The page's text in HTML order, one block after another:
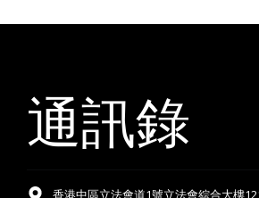
通訊錄
香港中區立法會道1號立法會綜合大樓